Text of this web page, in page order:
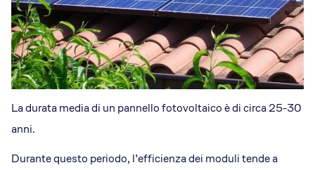
La durata media di un pannello fotovoltaico è di circa 25-30
anni.
Durante questo periodo, l’efficienza dei moduli tende a